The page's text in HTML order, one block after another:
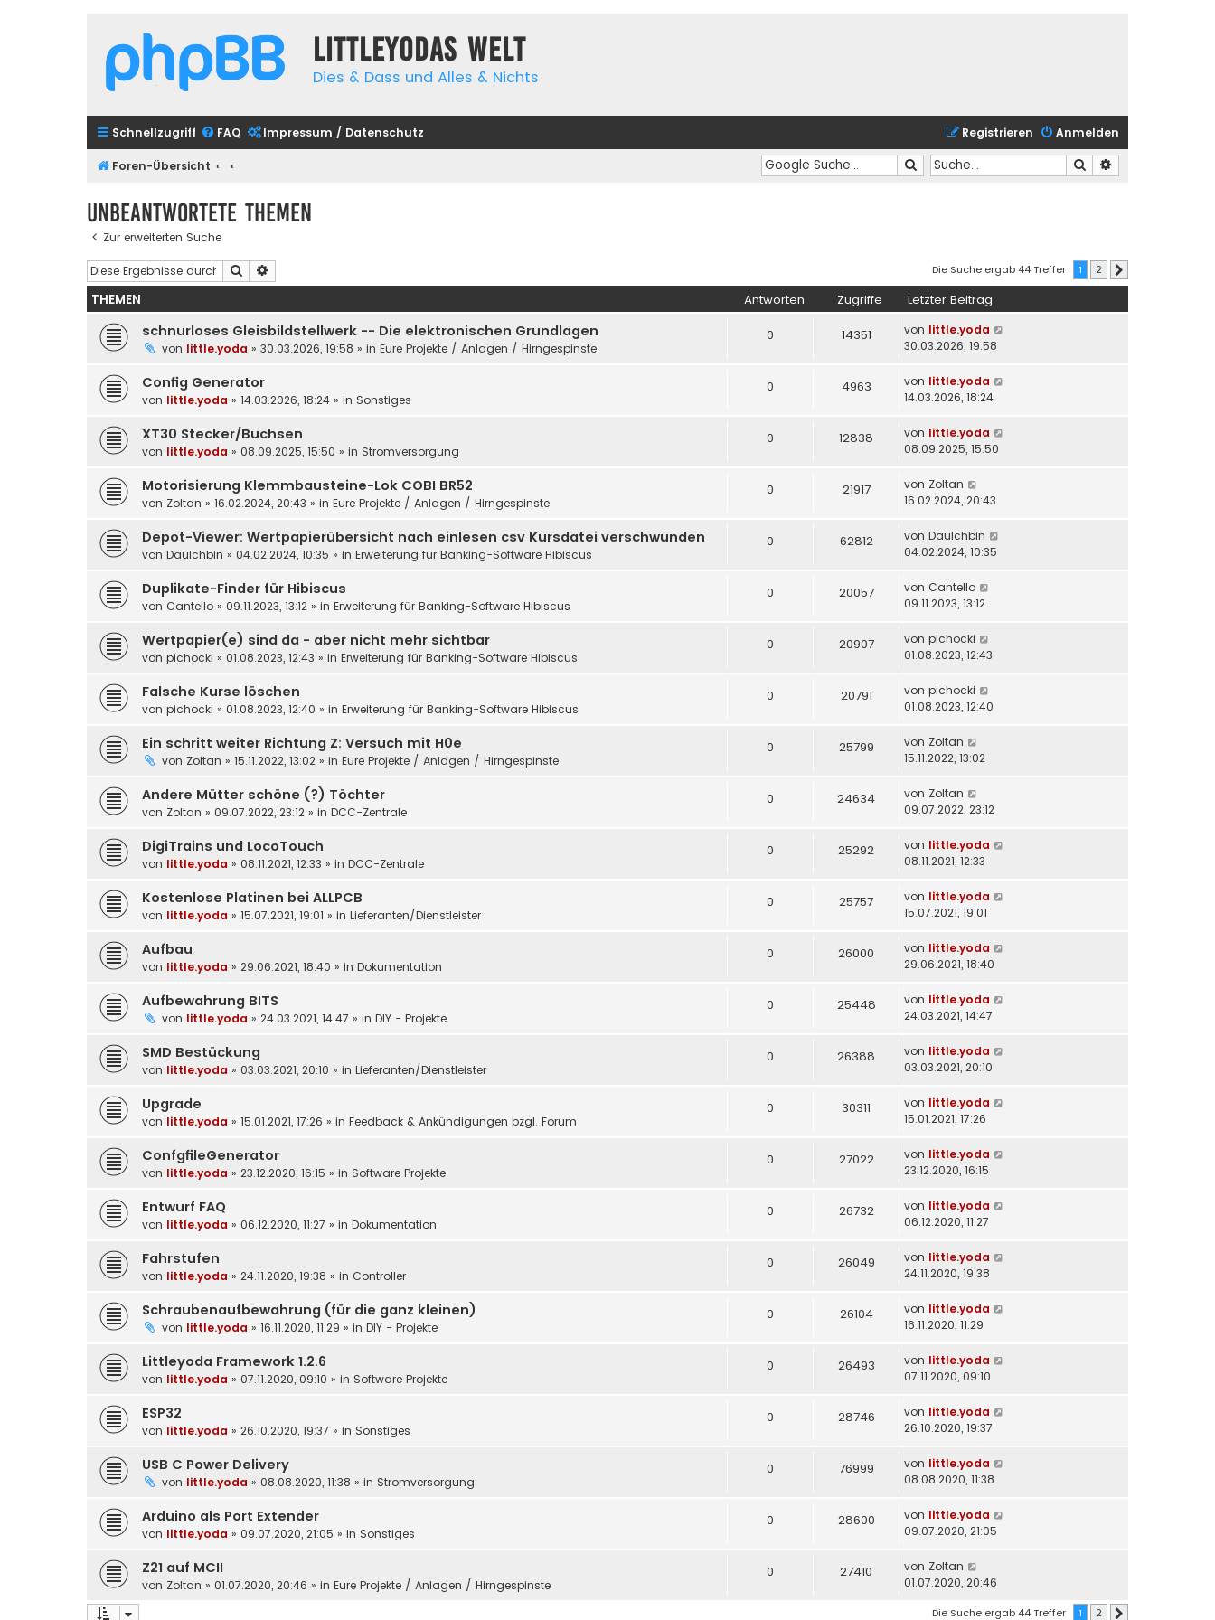
Littleyodas Welt
Dies & Dass und Alles & Nichts
Schnellzugriff FAQ Impressum / Datenschutz Anmelden
Registrieren
Foren-Übersicht Suche
Suche
Unbeantwortete Themen
Zur erweiterten Suche
Suche Die Suche ergab 44 Treffer 1 2
THEMEN Antworten Zugriffe Letzter Beitrag
schnurloses Gleisbildstellwerk -- Die elektronischen Grundlagen
von little.yoda » 30.03.2026, 19:58 » in Eure Projekte / Anlagen / Hirngespinste
0 14351 von little.yoda
30.03.2026, 19:58
Config Generator
von little.yoda » 14.03.2026, 18:24 » in Sonstiges
0 4963 von little.yoda
14.03.2026, 18:24
XT30 Stecker/Buchsen
von little.yoda » 08.09.2025, 15:50 » in Stromversorgung
0 12838 von little.yoda
08.09.2025, 15:50
Motorisierung Klemmbausteine-Lok COBI BR52
von Zoltan » 16.02.2024, 20:43 » in Eure Projekte / Anlagen / Hirngespinste
0 21917 von Zoltan
16.02.2024, 20:43
Depot-Viewer: Wertpapierübersicht nach einlesen csv Kursdatei verschwunden
von DauIchbin » 04.02.2024, 10:35 » in Erweiterung für Banking-Software Hibiscus
0 62812 von DauIchbin
04.02.2024, 10:35
Duplikate-Finder für Hibiscus
von Cantello » 09.11.2023, 13:12 » in Erweiterung für Banking-Software Hibiscus
0 20057 von Cantello
09.11.2023, 13:12
Wertpapier(e) sind da - aber nicht mehr sichtbar
von pichocki » 01.08.2023, 12:43 » in Erweiterung für Banking-Software Hibiscus
0 20907 von pichocki
01.08.2023, 12:43
Falsche Kurse löschen
von pichocki » 01.08.2023, 12:40 » in Erweiterung für Banking-Software Hibiscus
0 20791 von pichocki
01.08.2023, 12:40
Ein schritt weiter Richtung Z: Versuch mit H0e
von Zoltan » 15.11.2022, 13:02 » in Eure Projekte / Anlagen / Hirngespinste
0 25799 von Zoltan
15.11.2022, 13:02
Andere Mütter schöne (?) Töchter
von Zoltan » 09.07.2022, 23:12 » in DCC-Zentrale
0 24634 von Zoltan
09.07.2022, 23:12
DigiTrains und LocoTouch
von little.yoda » 08.11.2021, 12:33 » in DCC-Zentrale
0 25292 von little.yoda
08.11.2021, 12:33
Kostenlose Platinen bei ALLPCB
von little.yoda » 15.07.2021, 19:01 » in Lieferanten/Dienstleister
0 25757 von little.yoda
15.07.2021, 19:01
Aufbau
von little.yoda » 29.06.2021, 18:40 » in Dokumentation
0 26000 von little.yoda
29.06.2021, 18:40
Aufbewahrung BITS
von little.yoda » 24.03.2021, 14:47 » in DIY - Projekte
0 25448 von little.yoda
24.03.2021, 14:47
SMD Bestückung
von little.yoda » 03.03.2021, 20:10 » in Lieferanten/Dienstleister
0 26388 von little.yoda
03.03.2021, 20:10
Upgrade
von little.yoda » 15.01.2021, 17:26 » in Feedback & Ankündigungen bzgl. Forum
0 30311 von little.yoda
15.01.2021, 17:26
ConfgfileGenerator
von little.yoda » 23.12.2020, 16:15 » in Software Projekte
0 27022 von little.yoda
23.12.2020, 16:15
Entwurf FAQ
von little.yoda » 06.12.2020, 11:27 » in Dokumentation
0 26732 von little.yoda
06.12.2020, 11:27
Fahrstufen
von little.yoda » 24.11.2020, 19:38 » in Controller
0 26049 von little.yoda
24.11.2020, 19:38
Schraubenaufbewahrung (für die ganz kleinen)
von little.yoda » 16.11.2020, 11:29 » in DIY - Projekte
0 26104 von little.yoda
16.11.2020, 11:29
Littleyoda Framework 1.2.6
von little.yoda » 07.11.2020, 09:10 » in Software Projekte
0 26493 von little.yoda
07.11.2020, 09:10
ESP32
von little.yoda » 26.10.2020, 19:37 » in Sonstiges
0 28746 von little.yoda
26.10.2020, 19:37
USB C Power Delivery
von little.yoda » 08.08.2020, 11:38 » in Stromversorgung
0 76999 von little.yoda
08.08.2020, 11:38
Arduino als Port Extender
von little.yoda » 09.07.2020, 21:05 » in Sonstiges
0 28600 von little.yoda
09.07.2020, 21:05
Z21 auf MCII
von Zoltan » 01.07.2020, 20:46 » in Eure Projekte / Anlagen / Hirngespinste
0 27410 von Zoltan
01.07.2020, 20:46
Die Suche ergab 44 Treffer 1 2